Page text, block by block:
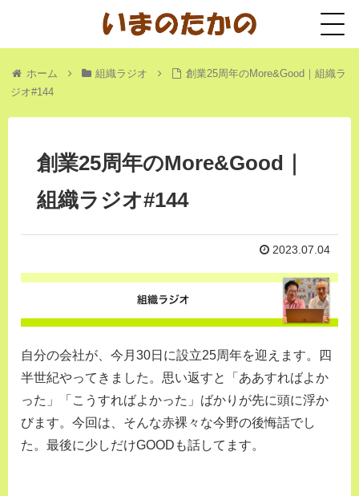
ホーム 組織ラジオ
創業25周年のMore&Good｜組織ラ
ジオ#144
創業25周年のMore&Good｜
組織ラジオ#144
2023.07.04
自分の会社が、今月30日に設立25周年を迎えます。四
半世紀やってきました。思い返すと「ああすればよか
った」「こうすればよかった」ばかりが先に頭に浮か
びます。今回は、そんな赤裸々な今野の後悔話でし
た。最後に少しだけGOODも話してます。